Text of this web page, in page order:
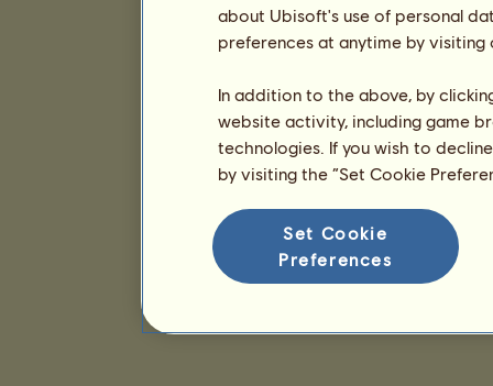
about Ubisoft's use of personal
preferences at anytime by
In addition to the above, by
website activity, including game
technologies. If you wish to
by visiting the “Set Cookie
Set Cookie
Preferences